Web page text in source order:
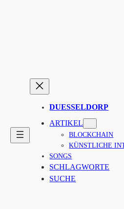
DUESSELDORP
ARTIKEL
BLOCKCHAIN
KÜNSTLICHE
SONGS
SCHLAGWORTE
SUCHE